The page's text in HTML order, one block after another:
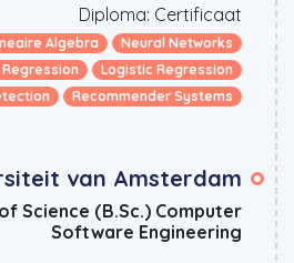
Diploma: Certificaat
Algebra
Neural Networks
Logistic Regression
Recommender Systems
van Amsterdam
Science (B.Sc.) Computer
Software Engineering